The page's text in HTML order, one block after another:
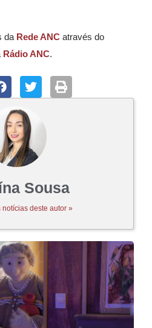
da Rede ANC através do
Rádio ANC.
Sousa
notícias deste autor »